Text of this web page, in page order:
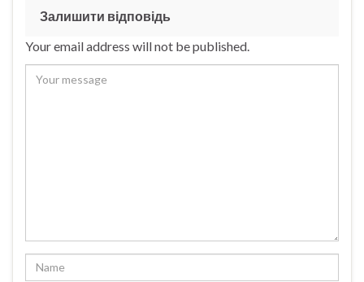
Залишити відповідь
Your email address will not be published.